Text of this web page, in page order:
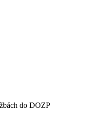
do DOZP